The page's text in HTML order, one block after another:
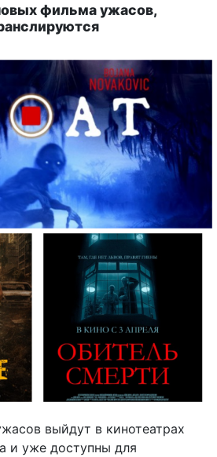
фильма ужасов,
выйдут в кинотеатрах
и уже доступны для